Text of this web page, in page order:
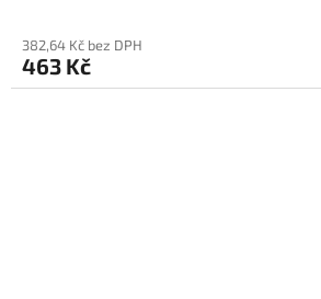
382,64 Kč bez DPH
463 Kč